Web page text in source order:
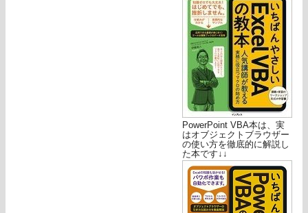
PowerPoint VBA本は、実
はオブジェクトブラウザー
の使い方を徹底的に解説し
た本です↓↓